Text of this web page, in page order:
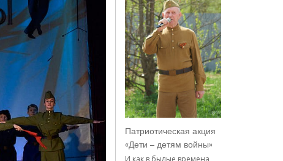
Патриотическая акция
«Дети – детям войны»
И как в былые времена,